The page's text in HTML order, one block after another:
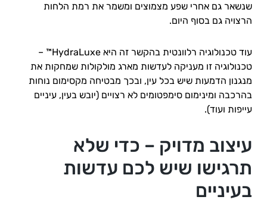
שנשאר גם אחרי שפע מצמוצים ומשמר את רמת הלחות
הרצויה גם בסוף היום.
עוד טכנולוגיה רלוונטית בהקשר זה היא HydraLuxe™ –
טכנולוגיה זו מעניקה לעדשות מארג מולקולות שמחקות את
מנגנון הדמעות שיש בכל עין, ובכך מבטיחה מקסימום נוחות
בהרכבה ומינימום סימפטומים לא רצויים (יובש בעין, עיניים
עייפות ועוד).
עיצוב מדויק – כדי שלא
תרגישו שיש לכם עדשות
בעיניים